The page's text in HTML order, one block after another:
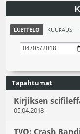
LUETTELO KUUKAUSI
Tapahtumat
Kirjiksen
05.04.2018
TVO: Crash